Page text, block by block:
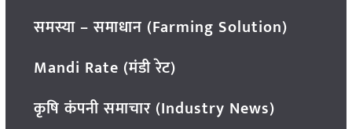
समस्या – समाधान (Farming Solution)
Mandi Rate (मंडी रेट)
कृषि कंपनी समाचार (Industry News)